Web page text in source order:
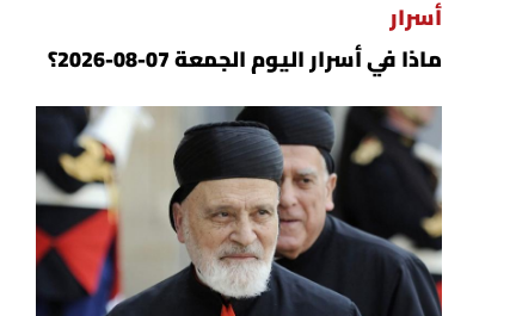
أسرار
ماذا في أسرار اليوم الجمعة 07-08-2026؟